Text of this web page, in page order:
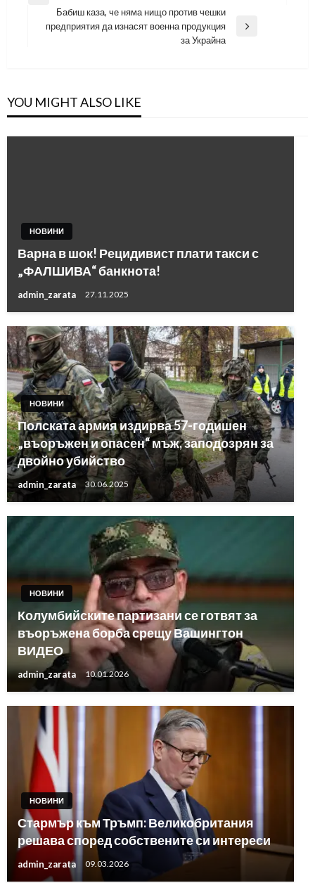
Next
Бабиш каза, че няма нищо против чешки
предприятия да изнасят военна продукция
за Украйна
YOU MIGHT ALSO LIKE
НОВИНИ
Варна в шок! Рецидивист плати такси с
„ФАЛШИВА“ банкнота!
admin_zarata 27.11.2025
НОВИНИ
Полската армия издирва 57-годишен
„въоръжен и опасен“ мъж, заподозрян за
двойно убийство
admin_zarata 30.06.2025
НОВИНИ
Колумбийските партизани се готвят за
въоръжена борба срещу Вашингтон
ВИДЕО
admin_zarata 10.01.2026
НОВИНИ
Стармър към Тръмп: Великобритания
решава според собствените си интереси
admin_zarata 09.03.2026